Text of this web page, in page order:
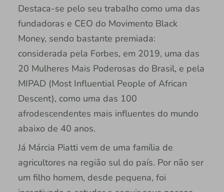
Destaca-se pelo seu trabalho como uma das
fundadoras e CEO do Movimento Black
Money, sendo bastante premiada:
considerada pela Forbes, em 2019, uma das
20 Mulheres Mais Poderosas do Brasil, e pela
MIPAD (Most Influential People of African
Descent), como uma das 100
afrodescendentes mais influentes do mundo
abaixo de 40 anos.
Já Márcia Piatti vem de uma família de
agricultores na região sul do país. Por não ser
um filho homem, desde pequena, foi